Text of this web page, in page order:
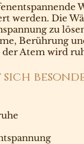
werden. Die
zu
Berührung
Atem wird